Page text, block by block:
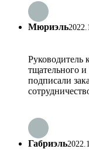
Мюриэль
Руководитель
тщательного
подписали
Габриэль